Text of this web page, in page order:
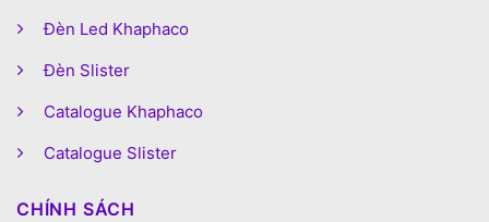
Đèn Led Khaphaco
Đèn Slister
Catalogue Khaphaco
Catalogue Slister
CHÍNH SÁCH